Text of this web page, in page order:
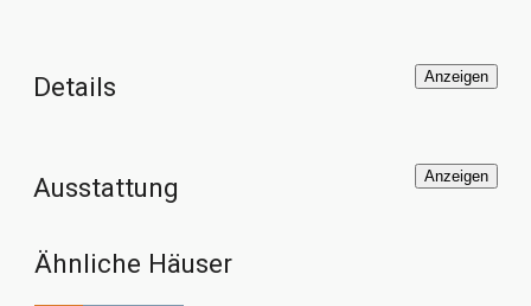
Details Anzeigen
Ausstattung Anzeigen
Ähnliche Häuser